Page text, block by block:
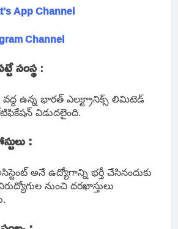
App Channel
Channel
సంస్థ:
ఉన్న భారత్ ఎలక్ట్రానిక్స్ లిమిటెడ్
విడుదలైంది.
:
అనే ఉద్యోగాన్ని భర్తీ చేసినందుకు
నుంచి దరఖాస్తులు